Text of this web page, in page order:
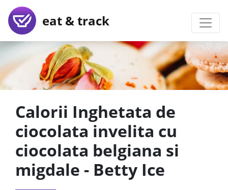
eat & track
Calorii Inghetata de
ciocolata invelita cu
ciocolata belgiana si
migdale - Betty Ice